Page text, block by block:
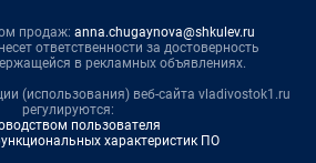
продаж: anna.chugaynova@shkulev.ru
ответственности за достоверность
в рекламных объявлениях.
(использования) веб-сайта vladivostok1.ru
регулируются:
пользователя
характеристик ПО